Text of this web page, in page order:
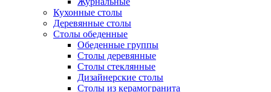
Кухонные столы
Деревянные столы
Столы обеденные
Обеденные группы
Столы деревянные
Столы стеклянные
Дизайнерские столы
Столы из керамогранита